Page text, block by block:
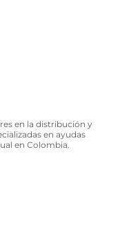
en la distribución y
en ayudas
en Colombia.